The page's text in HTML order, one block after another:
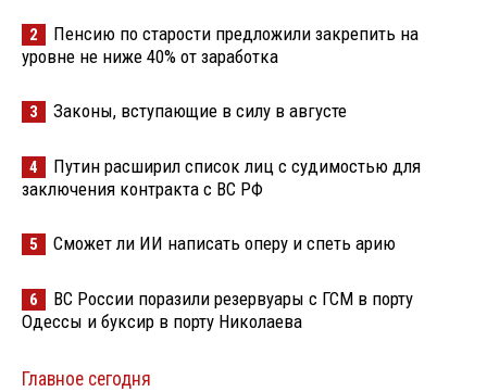
2
Пенсию по старости предложили закрепить на
уровне не ниже 40% от заработка
3 Законы, вступающие в силу в августе
4
Путин расширил список лиц с судимостью для
заключения контракта с ВС РФ
5 Сможет ли ИИ написать оперу и спеть арию
6
ВС России поразили резервуары с ГСМ в порту
Одессы и буксир в порту Николаева
Главное сегодня